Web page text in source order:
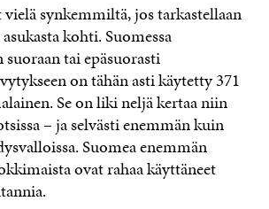
synkemmiltä, jos tarkastellaan
kohti. Suomessa
tai epäsuorasti
on tähän asti käytetty 371
Se on liki neljä kertaa niin
– ja selvästi enemmän kuin
Suomea enemmän
ovat rahaa käyttäneet